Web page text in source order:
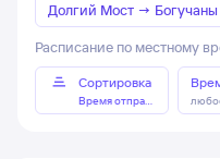
Долгий Мост → Богучаны
Расписание по местному
Сортировка
Время отправления